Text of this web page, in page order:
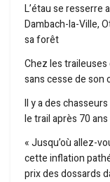
L’étau se resserre
Dambach-la-Ville,
sa forêt
Chez les
sans cesse de son
Il y a des
le trail après 70 ans
« Jusqu’où allez-
cette inflation
prix des dossards